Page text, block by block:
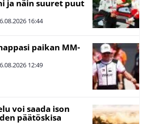
ja näin suuret puut
16:44
paikan MM-
12:49
voi saada ison
päätöskisa